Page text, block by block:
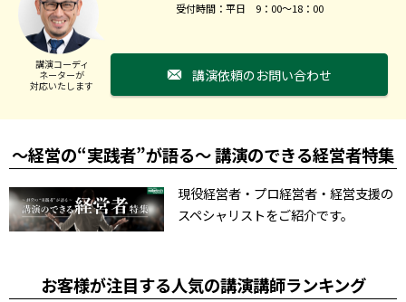
講演コーディ
ネーターが
対応いたします
受付時間：平日 9：00～18：00
講演依頼のお問い合わせ
～経営の“実践者”が語る～ 講演のできる経営者特集
現役経営者・プロ経営者・経営支援の
スペシャリストをご紹介です。
お客様が注目する人気の講演講師ランキング